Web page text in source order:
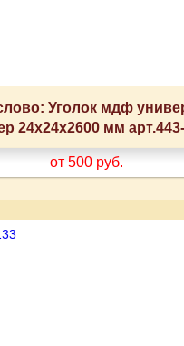
Уголок мдф
24x24x2600 мм
от 500 руб.